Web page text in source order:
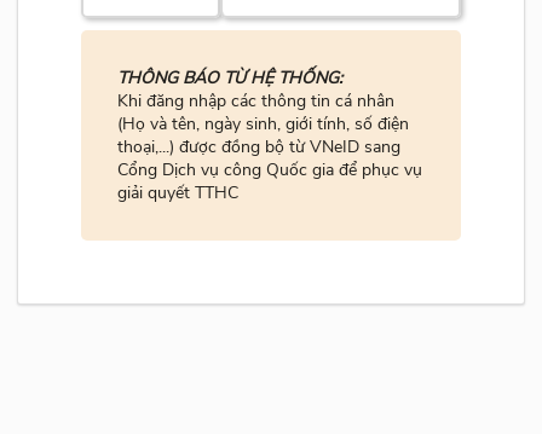
THÔNG BÁO TỪ HỆ THỐNG:
Khi đăng nhập các thông tin cá nhân
(Họ và tên, ngày sinh, giới tính, số điện
thoại,...) được đồng bộ từ VNeID sang
Cổng Dịch vụ công Quốc gia để phục vụ
giải quyết TTHC